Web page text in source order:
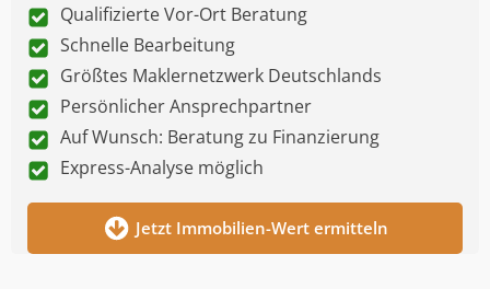
Qualifizierte Vor-Ort Beratung
Schnelle Bearbeitung
Größtes Maklernetzwerk Deutschlands
Persönlicher Ansprechpartner
Auf Wunsch: Beratung zu Finanzierung
Express-Analyse möglich
Jetzt Immobilien-Wert ermitteln